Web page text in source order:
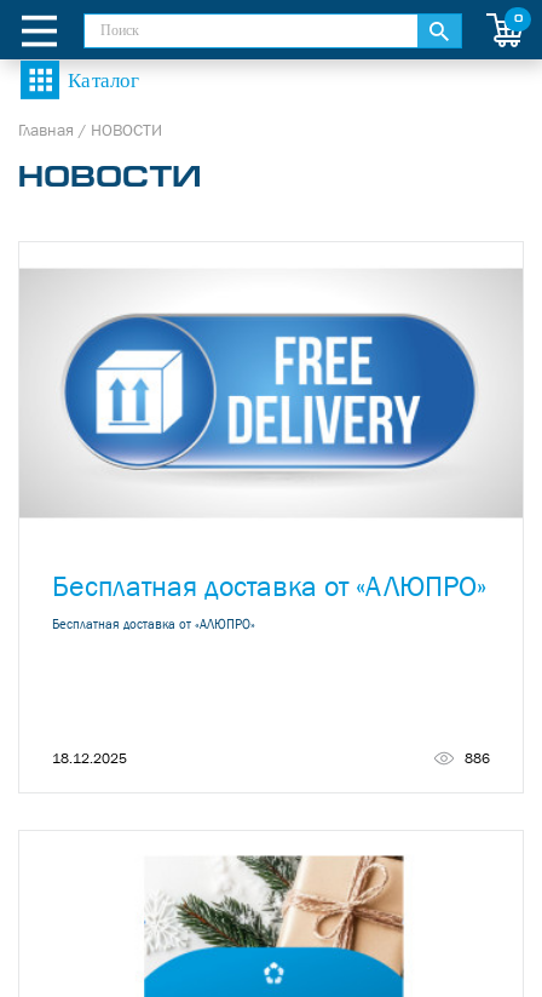
0
Главная / НОВОСТИ
НОВОСТИ
Бесплатная доставка от «АЛЮПРО»
Бесплатная доставка от «АЛЮПРО»
18.12.2025 886